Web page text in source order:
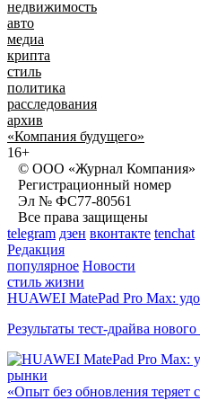
недвижимость
авто
медиа
крипта
стиль
политика
расследования
архив
«Компания будущего»
16+
© ООО «Журнал Компания»
Регистрационный номер
Эл № ФС77-80561
Все права защищены
telegram дзен вконтакте tenchat
Редакция
популярное Новости
стиль жизни
HUAWEI MatePad Pro Max:
Результаты тест-драйва
рынки
«Опыт без обновления теряет